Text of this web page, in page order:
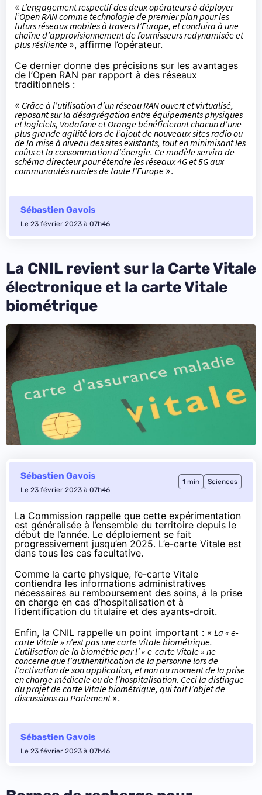
« L’engagement respectif des deux opérateurs à déployer
l’Open RAN comme technologie de premier plan pour les
futurs réseaux mobiles à travers l’Europe, et conduira à une
chaîne d’approvisionnement de fournisseurs redynamisée et
plus résiliente », affirme l’opérateur.
Ce dernier donne des précisions sur les avantages
de l’Open RAN par rapport à des réseaux
traditionnels :
« Grâce à l’utilisation d’un réseau RAN ouvert et virtualisé,
reposant sur la désagrégation entre équipements physiques
et logiciels, Vodafone et Orange bénéficieront chacun d’une
plus grande agilité lors de l’ajout de nouveaux sites radio ou
de la mise à niveau des sites existants, tout en minimisant les
coûts et la consommation d’énergie. Ce modèle servira de
schéma directeur pour étendre les réseaux 4G et 5G aux
communautés rurales de toute l’Europe ».
Sébastien Gavois
Le 23 février 2023 à 07h46
La CNIL revient sur la Carte Vitale
électronique et la carte Vitale
biométrique
Sébastien Gavois
Le 23 février 2023 à 07h46
1 min Sciences
La Commission rappelle que cette expérimentation
est généralisée à l’ensemble du territoire depuis le
début de l’année. Le déploiement se fait
progressivement jusqu’en 2025. L’e-carte Vitale est
dans tous les cas facultative.
Comme la carte physique, l’e-carte Vitale
contiendra les informations administratives
nécessaires au remboursement des soins, à la prise
en charge en cas d’hospitalisation et à
l’identification du titulaire et des ayants-droit.
Enfin, la CNIL rappelle un point important : « La « e-
carte Vitale » n’est pas une carte Vitale biométrique.
L’utilisation de la biométrie par l’ « e-carte Vitale » ne
concerne que l’authentification de la personne lors de
l’activation de son application, et non au moment de la prise
en charge médicale ou de l’hospitalisation. Ceci la distingue
du projet de carte Vitale biométrique, qui fait l’objet de
discussions au Parlement».
Sébastien Gavois
Le 23 février 2023 à 07h46